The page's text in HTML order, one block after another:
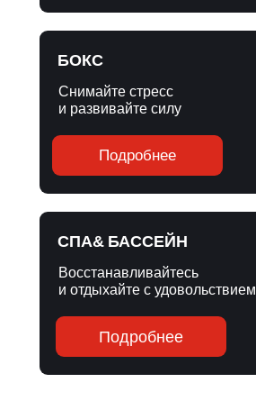
Восстанавливайтесь
и отдыхайте с удовольствием
СПА& БАССЕЙН
Подробнее
Снимайте стресс
и развивайте силу
БОКС
Подробнее